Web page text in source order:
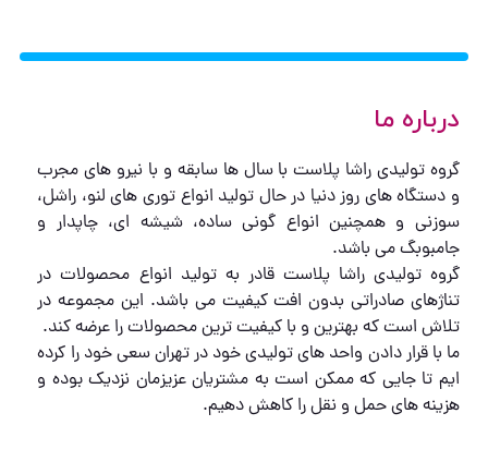
درباره ما
گروه تولیدی راشا پلاست با سال ها سابقه و با نیرو های مجرب
و دستگاه های روز دنیا در حال تولید انواع توری های لنو، راشل،
سوزنی و همچنین انواع گونی ساده، شیشه ای، چاپدار و
جامبوبگ می باشد.
گروه تولیدی راشا پلاست قادر به تولید انواع محصولات در
تناژهای صادراتی بدون افت کیفیت می باشد. این مجموعه در
تلاش است که بهترین و با کیفیت ترین محصولات را عرضه کند.
ما با قرار دادن واحد های تولیدی خود در تهران سعی خود را کرده
ایم تا جایی که ممکن است به مشتریان عزیزمان نزدیک بوده و
هزینه های حمل و نقل را کاهش دهیم.